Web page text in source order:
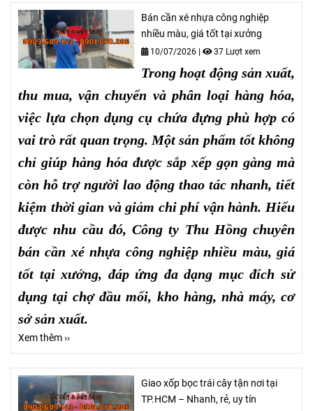
Bán cần xé nhựa công nghiệp
nhiều màu, giá tốt tại xưởng
10/07/2026 | 37 Lượt xem
Trong hoạt động sản xuất,
thu mua, vận chuyển và phân loại hàng hóa,
việc lựa chọn dụng cụ chứa đựng phù hợp có
vai trò rất quan trọng. Một sản phẩm tốt không
chỉ giúp hàng hóa được sắp xếp gọn gàng mà
còn hỗ trợ người lao động thao tác nhanh, tiết
kiệm thời gian và giảm chi phí vận hành. Hiểu
được nhu cầu đó, Công ty Thu Hồng chuyên
bán cần xé nhựa công nghiệp nhiều màu, giá
tốt tại xưởng, đáp ứng đa dạng mục đích sử
dụng tại chợ đầu mối, kho hàng, nhà máy, cơ
sở sản xuất.
Xem thêm ››
Giao xốp bọc trái cây tận nơi tại
TP.HCM – Nhanh, rẻ, uy tín